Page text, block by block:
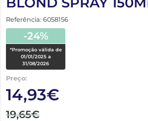
Referência: 6058156
-24%
*Promoção válida de
01/01/2025 a
31/08/2026
Preço:
14,93€
19,65€